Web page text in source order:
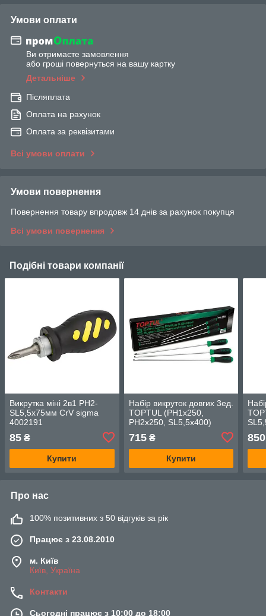
Умови оплати
Ви отримаєте замовлення
або гроші повернуться на вашу картку
Детальніше
Післяплата
Оплата на рахунок
Оплата за реквізитами
Всі умови оплати
Умови повернення
Повернення товару впродовж 14 днів за рахунок покупця
Всі умови повернення
Подібні товари компанії
Викрутка міні 2в1 PH2-
SL5,5х75мм CrV sigma
4002191
85 ₴
Купити
Набір викруток довгих 3ед.
TOPTUL (PH1x250,
PH2x250, SL5,5x400)
715₴
Купити
850
Про нас
100% позитивних з 50 відгуків за рік
Працює з 23.08.2010
м. Київ
Київ, Україна
Контакти
Сьогодні працює з 10:00 до 18:00